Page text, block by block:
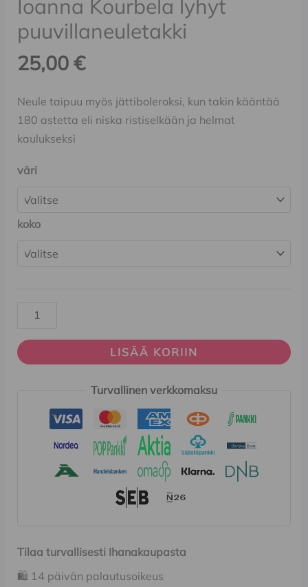
Ioanna Kourbela lyhyt
puuvillaneuletakki
25,00€
Neule taipuu myös jättiboleroksi, kun takin kääntää
180 astetta eli niska ristiselkään ja helmat
kaulukseksi
väri
koko
LISÄÄ KORIIN
Turvallinen verkkomaksu
Tilaa turvallisesti Ihanakaupasta
🛍️ 14 päivän palautusoikeus